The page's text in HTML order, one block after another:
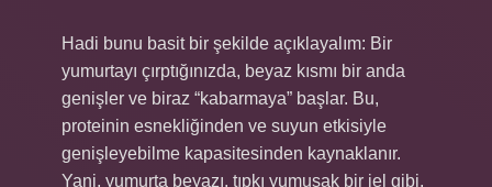
Hadi bunu basit bir şekilde açıklayalım: Bir
yumurtayı çırptığınızda, beyaz kısmı bir anda
genişler ve biraz “kabarmaya” başlar. Bu,
proteinin esnekliğinden ve suyun etkisiyle
genişleyebilme kapasitesinden kaynaklanır.
Yani, yumurta beyazı, tıpkı yumuşak bir jel gibi,